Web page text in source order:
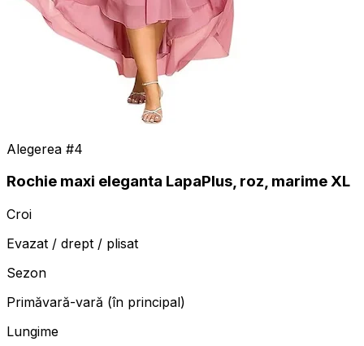
Alegerea #4
Rochie maxi eleganta LapaPlus, roz, marime XL
Croi
Evazat / drept / plisat
Sezon
Primăvară-vară (în principal)
Lungime